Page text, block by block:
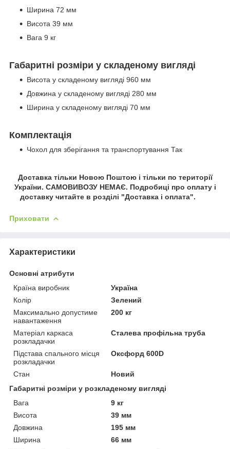
Ширина 72 мм
Висота 39 мм
Вага 9 кг
Габаритні розміри у складеному вигляді
Висота у складеному вигляді 960 мм
Довжина у складеному вигляді 280 мм
Ширина у складеному вигляді 70 мм
Комплектація
Чохол для зберігання та транспортування Так
Доставка тільки Новою Поштою і тільки по території
України. САМОВИВОЗУ НЕМАЄ. Подробиці про оплату і
доставку читайте в розділі "Доставка і оплата".
Приховати
Характеристики
Основні атрибути
Країна виробник
Україна
Колір
Зелений
Максимально допустиме
навантаження
200 кг
Матеріал каркаса
розкладачки
Сталева профільна труба
Підстава спального місця
розкладачки
Оксфорд 600D
Стан
Новий
Габаритні розміри у розкладеному вигляді
Вага
9 кг
Висота
39 мм
Довжина
195 мм
Ширина
66 мм